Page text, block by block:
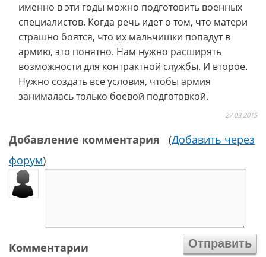
именно в эти годы можно подготовить военных
специалистов. Когда речь идет о том, что матери
страшно боятся, что их мальчишки попадут в
армию, это понятно. Нам нужно расширять
возможности для контрактной службы. И второе.
Нужно создать все условия, чтобы армия
занималась только боевой подготовкой.
27.03.2015
Добавление комментария (Добавить через
форум)
Комментарии